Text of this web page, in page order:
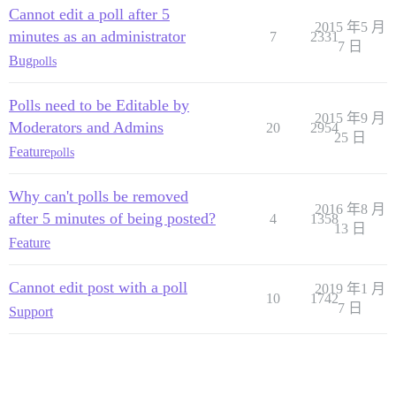
Cannot edit a poll after 5
minutes as an administrator
Bugpolls
7 2331
2015 年5 月
7 日
Polls need to be Editable by
Moderators and Admins
Featurepolls
20 2954
2015 年9 月
25 日
Why can't polls be removed
after 5 minutes of being posted?
Feature
4 1358
2016 年8 月
13 日
Cannot edit post with a poll
Support
10 1742
2019 年1 月
7 日